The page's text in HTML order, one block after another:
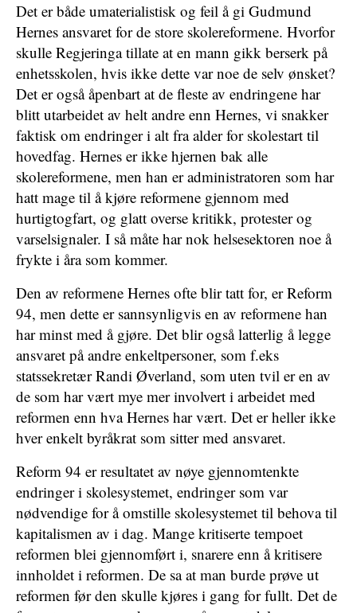
Det er både umaterialistisk og feil å gi Gudmund
Hernes ansvaret for de store skolereformene. Hvorfor
skulle Regjeringa tillate at en mann gikk berserk på
enhetsskolen, hvis ikke dette var noe de selv ønsket?
Det er også åpenbart at de fleste av endringene har
blitt utarbeidet av helt andre enn Hernes, vi snakker
faktisk om endringer i alt fra alder for skolestart til
hovedfag. Hernes er ikke hjernen bak alle
skolereformene, men han er administratoren som har
hatt mage til å kjøre reformene gjennom med
hurtigtogfart, og glatt overse kritikk, protester og
varselsignaler. I så måte har nok helsesektoren noe å
frykte i åra som kommer.
Den av reformene Hernes ofte blir tatt for, er Reform
94, men dette er sannsynligvis en av reformene han
har minst med å gjøre. Det blir også latterlig å legge
ansvaret på andre enkeltpersoner, som f.eks
statssekretær Randi Øverland, som uten tvil er en av
de som har vært mye mer involvert i arbeidet med
reformen enn hva Hernes har vært. Det er heller ikke
hver enkelt byråkrat som sitter med ansvaret.
Reform 94 er resultatet av nøye gjennomtenkte
endringer i skolesystemet, endringer som var
nødvendige for å omstille skolesystemet til behova til
kapitalismen av i dag. Mange kritiserte tempoet
reformen blei gjennomført i, snarere enn å kritisere
innholdet i reformen. De sa at man burde prøve ut
reformen før den skulle kjøres i gang for fullt. Det de